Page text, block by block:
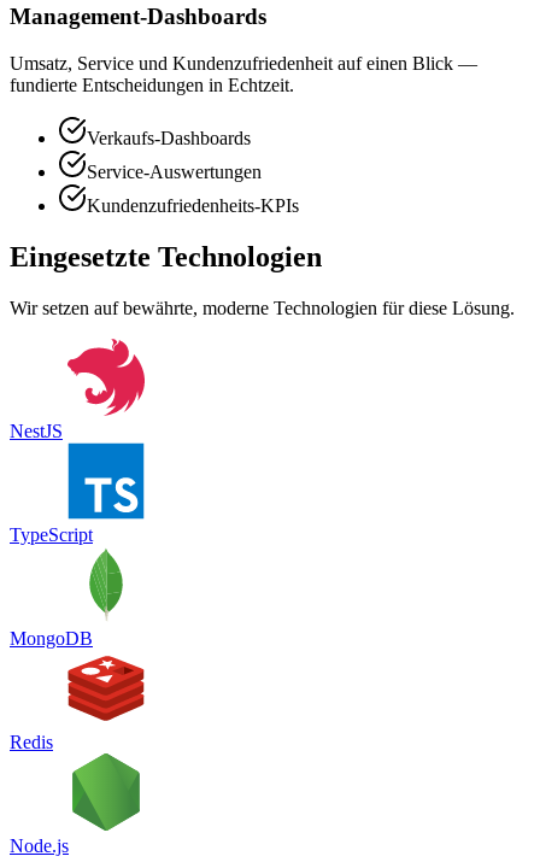
Management-Dashboards
Umsatz, Service und Kundenzufriedenheit auf einen Blick —
fundierte Entscheidungen in Echtzeit.
Verkaufs-Dashboards
Service-Auswertungen
Kundenzufriedenheits-KPIs
Eingesetzte Technologien
Wir setzen auf bewährte, moderne Technologien für diese Lösung.
NestJS
TypeScript
MongoDB
Redis
Node.js